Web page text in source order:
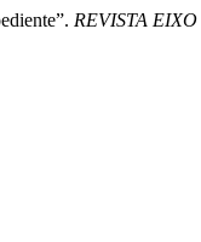
REVISTA EIXO